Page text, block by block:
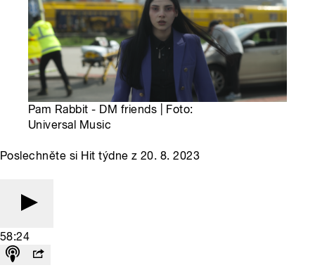
Pam Rabbit - DM friends | Foto:
Universal Music
Poslechněte si Hit týdne z 20. 8. 2023
58:24